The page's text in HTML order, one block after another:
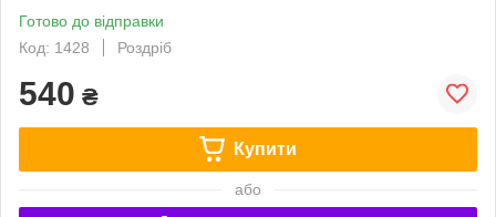
Готово до відправки
Код: 1428
Роздріб
540 ₴
Купити
або